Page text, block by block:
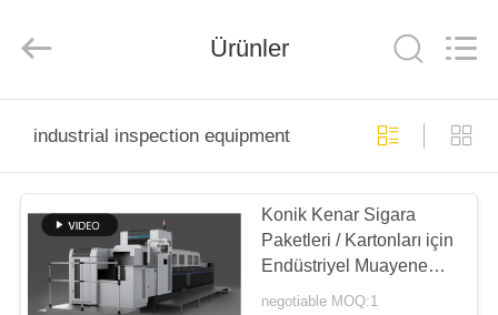
ÜRÜN:%
EXCEPTION
Co.,Ltd.
Ürünler
industrial inspection equipment
Konik Kenar Sigara
Paketleri / Kartonları için
Endüstriyel Muayene
Ekipmanları CE Belgeli
negotiable MOQ:1